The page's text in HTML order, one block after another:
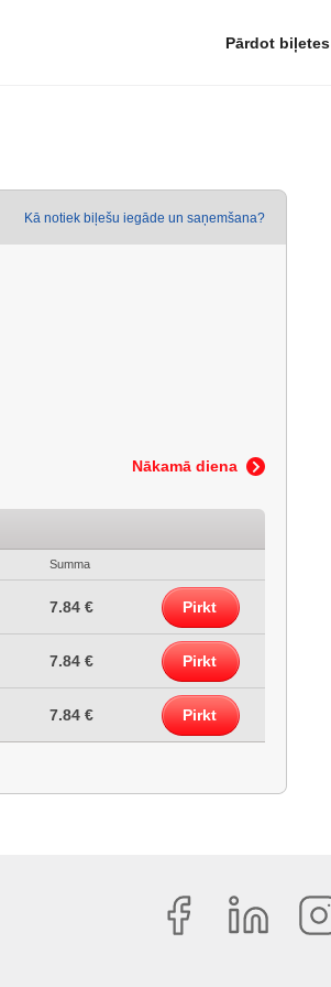
Pārdot biļetes
Kā notiek biļešu iegāde un saņemšana?
Nākamā diena
Summa
7.84 € Pirkt
7.84 € Pirkt
7.84 € Pirkt